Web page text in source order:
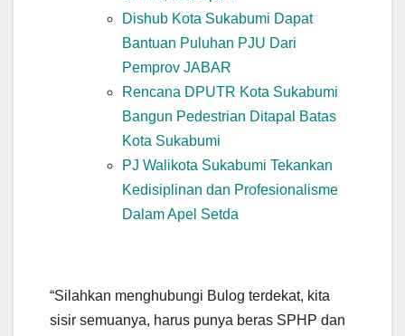
Dishub Kota Sukabumi Dapat
Bantuan Puluhan PJU Dari
Pemprov JABAR
Rencana DPUTR Kota Sukabumi
Bangun Pedestrian Ditapal Batas
Kota Sukabumi
PJ Walikota Sukabumi Tekankan
Kedisiplinan dan Profesionalisme
Dalam Apel Setda
“Silahkan menghubungi Bulog terdekat, kita
sisir semuanya, harus punya beras SPHP dan